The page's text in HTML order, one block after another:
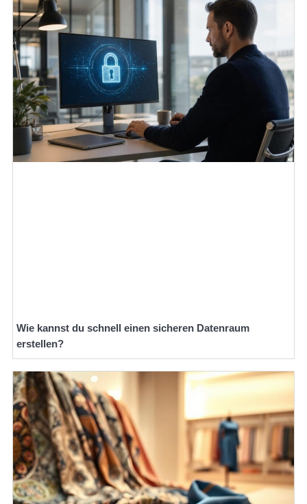
Wie kannst du schnell einen sicheren Datenraum
erstellen?